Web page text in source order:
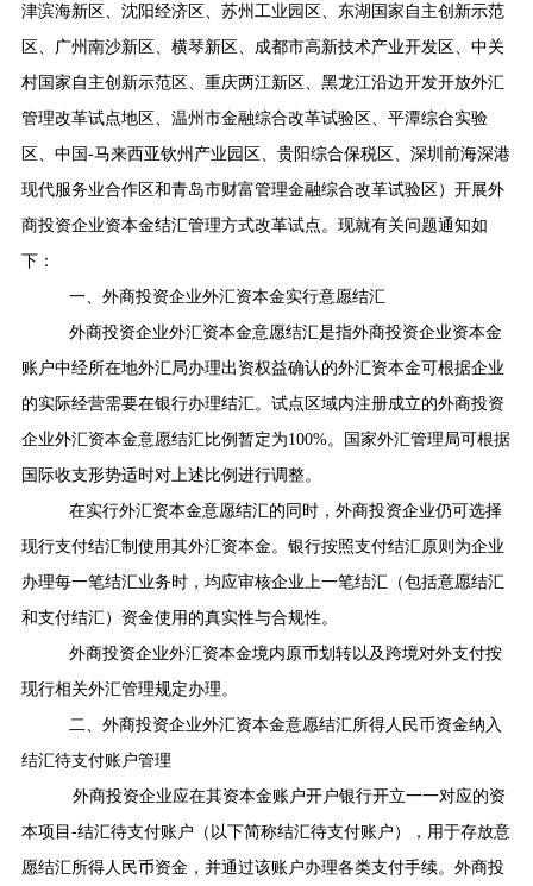
津滨海新区、沈阳经济区、苏州工业园区、东湖国家自主创新示范
区、广州南沙新区、横琴新区、成都市高新技术产业开发区、中关
村国家自主创新示范区、重庆两江新区、黑龙江沿边开发开放外汇
管理改革试点地区、 温州市金融综合改革试验区、平潭综合实验
区、中国 -马来西亚钦州产业园区、 贵阳综合保税区、 深圳前海深港
现代服务业合作区和青岛市财富管理金融综合改革试验区）开展外
商投资企业资本金结汇管理方式改革试点。现就有关问题通知如
下：
一、外商投资企业外汇资本金实行意愿结汇
外商投资企业外汇资本金意愿结汇是指外商投资企业资本金
账户中经所在地外汇局办理出资权益确认的外汇资本金可根据企业
的实际经营需要在银行办理结汇。试点区域内注册成立的外商投资
企业外汇资本金意愿结汇比例暂定为100%。国家外汇管理局可根据
国际收支形势适时对上述比例进行调整。
在实行外汇资本金意愿结汇的同时，外商投资企业仍可选择
现行支付结汇制使用其外汇资本金。银行按照支付结汇原则为企业
办理每一笔结汇业务时，均应审核企业上一笔结汇（包括意愿结汇
和支付结汇）资金使用的真实性与合规性。
外商投资企业外汇资本金境内原币划转以及跨境对外支付按
现行相关外汇管理规定办理。
二、外商投资企业外汇资本金意愿结汇所得人民币资金纳入
结汇待支付账户管理
外商投资企业应在其资本金账户开户银行开立一一对应的资
本项目 -结汇待支付账户（以下简称结汇待支付账户），用于存放意
愿结汇所得人民币资金，并通过该账户办理各类支付手续。外商投